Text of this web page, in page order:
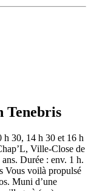
Tenebris
30, 14 h 30 et 16 h
Ville-Close de
Durée : env. 1 h.
voilà propulsé
Muni d’une